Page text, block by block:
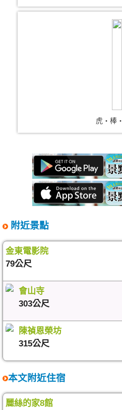
虎‧棒
附近景點
金東電影院
79公尺
會山寺
303公尺
陳禎恩榮坊
315公尺
本文附近住宿
麗絲的家8館